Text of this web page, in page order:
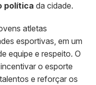
política da cidade.
atletas
esportivas, em um
equipe e respeito. O
o esporte
e reforçar os